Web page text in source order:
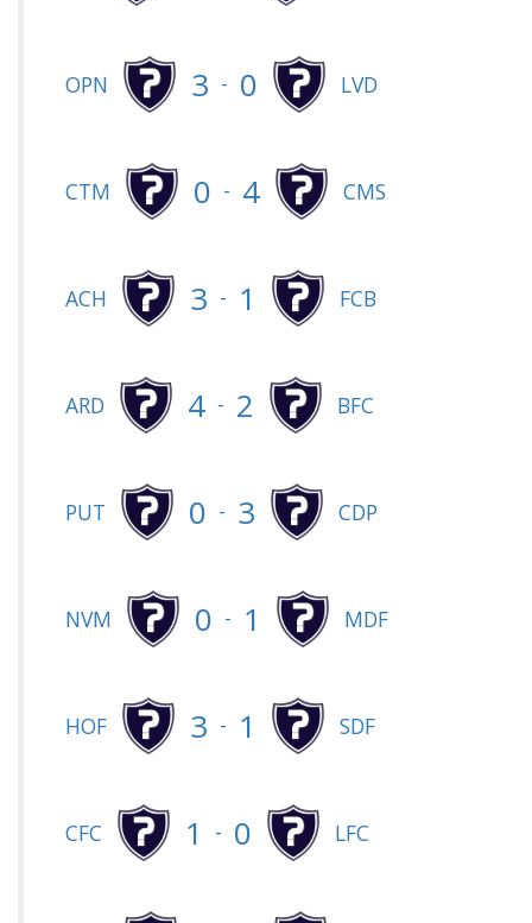
OPN 3 - 0 LVD
CTM 0 - 4 CMS
ACH 3 - 1 FCB
ARD 4 - 2 BFC
PUT 0 - 3 CDP
NVM 0 - 1 MDF
HOF 3 - 1 SDF
CFC 1 - 0 LFC